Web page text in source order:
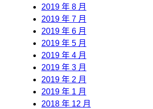
2019 年 8 月
2019 年 7 月
2019 年 6 月
2019 年 5 月
2019 年 4 月
2019 年 3 月
2019 年 2 月
2019 年 1 月
2018 年 12 月